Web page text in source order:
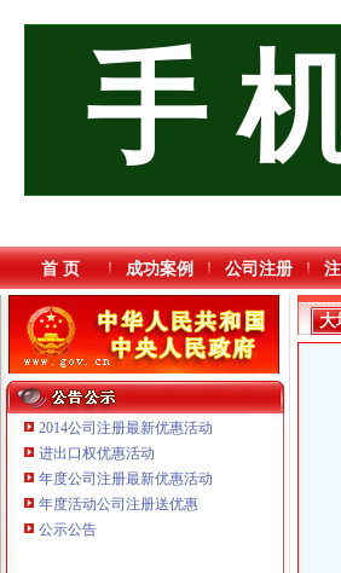
手
首 页 成功案例 公司注册
2014公司注册最新优惠活动
进出口权优惠活动
年度公司注册最新优惠活动
年度活动公司注册送优惠
公示公告
重庆鸽牌电线电缆有限公司 渝北10010万 (进出口
重庆宝鹰汽车销售有限公司
大